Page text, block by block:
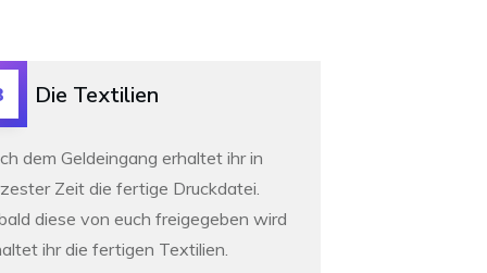
Die Textilien
dem Geldeingang erhaltet ihr in
Zeit die fertige Druckdatei.
diese von euch freigegeben wird
ihr die fertigen Textilien.